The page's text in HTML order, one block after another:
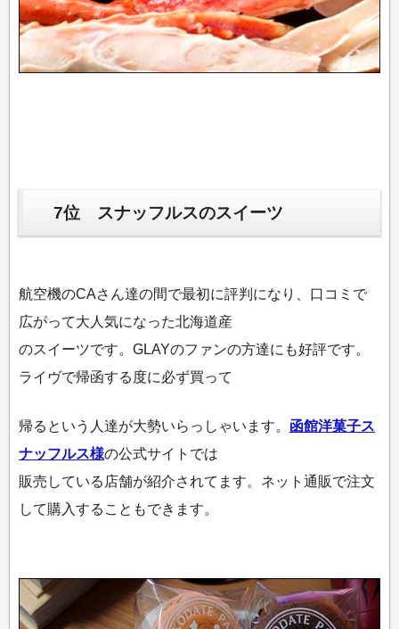
7位 スナッフルスのスイーツ
航空機のCAさん達の間で最初に評判になり、口コミで
広がって大人気になった北海道産
のスイーツです。GLAYのファンの方達にも好評です。
ライヴで帰函する度に必ず買って
帰るという人達が大勢いらっしゃいます。 函館洋菓子ス
ナッフルス様の公式サイトでは
販売している店舗が紹介されてます。ネット通販で注文
して購入することもできます。